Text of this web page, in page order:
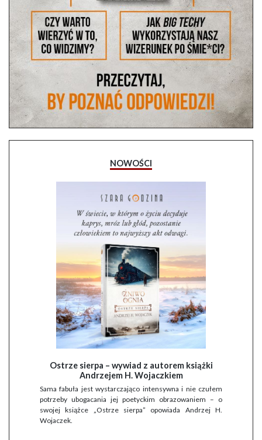
NOWOŚCI
Ostrze sierpa – wywiad z autorem książki
Andrzejem H. Wojaczkiem
Sama fabuła jest wystarczająco intensywna i nie czułem
potrzeby ubogacania jej poetyckim obrazowaniem – o
swojej książce „Ostrze sierpa” opowiada Andrzej H.
Wojaczek.